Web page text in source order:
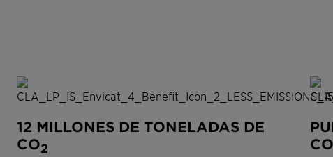
12 MILLONES DE TONELADAS DE
CO2